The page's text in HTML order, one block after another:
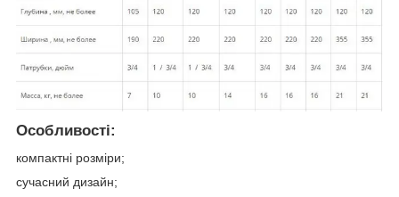
Особливості:
компактні розміри;
сучасний дизайн;